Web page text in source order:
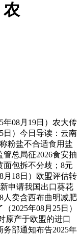
农
08月19日）农大传
日）今日导读：云南
粉盐不合适食用盐
总局征2026食安抽
包拆不分歧；8元
月18日）欧盟评估转
申请我国出口葵花
人卖含西布曲明减肥
2025年08月25日）
原产于欧盟的进口
部通知布告2025年